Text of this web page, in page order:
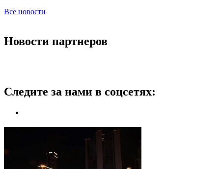
Все новости
Новости партнеров
Следите за нами в соцсетях: